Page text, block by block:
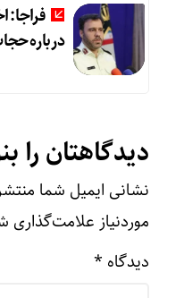
فراجا:
درباره
دیدگاهتان را
نشانی ایمیل شما
موردنیاز علامت‌گذاری
دیدگاه *